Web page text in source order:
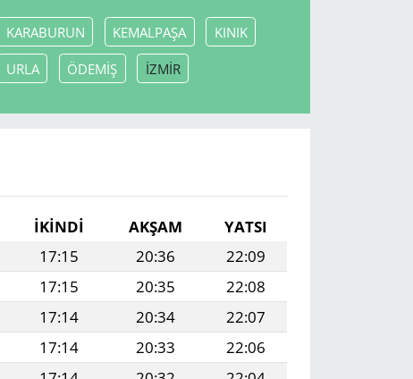
KARABURUN KEMALPAŞA KINIK
URLA ÖDEMİŞ İZMİR
İKINDI AKŞAM
YATSI
17:15 20:36
22:09
17:15 20:35
22:08
17:14 20:34
22:07
17:14 20:33
22:06